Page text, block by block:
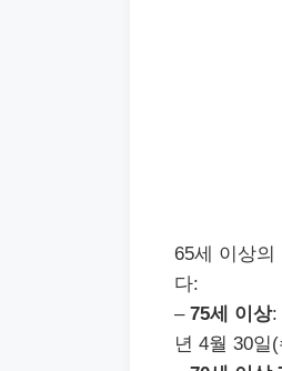
65세 이상의
다:
– 75세 이상:
년 4월 30일